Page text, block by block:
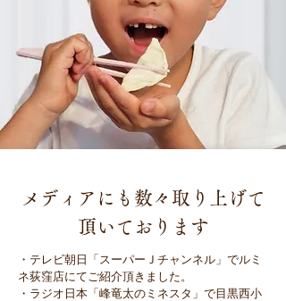
メディアにも数々取り上げて
頂いております
・テレビ朝日「スーパーＪチャンネル」でルミ
ネ荻窪店にてご紹介頂きました。
・ラジオ日本「峰竜太のミネスタ」で目黒西小